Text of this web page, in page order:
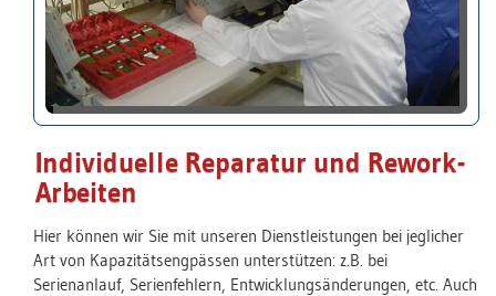
Individuelle Reparatur und Rework-
Arbeiten
Hier können wir Sie mit unseren Dienstleistungen bei jeglicher
Art von Kapazitätsengpässen unterstützen: z.B. bei
Serienanlauf, Serienfehlern, Entwicklungsänderungen, etc. Auch